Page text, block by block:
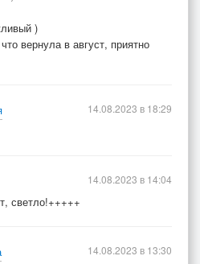
)
вернула в август, приятно
14.08.2023 в 18:29
светло!+++++
14.08.2023 в 14:04
14.08.2023 в 13:30